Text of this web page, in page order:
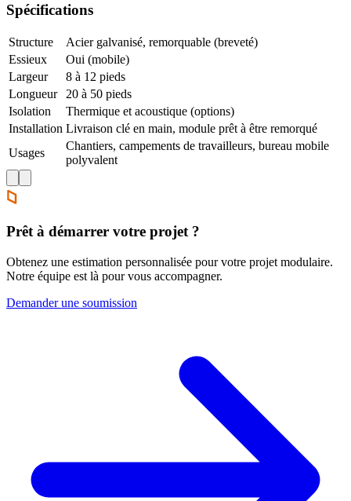
Spécifications
Structure
Acier galvanisé, remorquable (breveté)
Essieux
Oui (mobile)
Largeur
8 à 12 pieds
Longueur
20 à 50 pieds
Isolation
Thermique et acoustique (options)
Installation Livraison clé en main, module prêt à être remorqué
Usages
Chantiers, campements de travailleurs, bureau mobile
polyvalent
Prêt à démarrer votre projet ?
Obtenez une estimation personnalisée pour votre projet modulaire.
Notre équipe est là pour vous accompagner.
Demander une soumission